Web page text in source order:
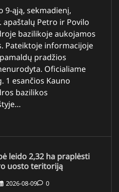
9-ąją, sekmadienį,
apaštalų Petro ir Povilo
bazilikoje aukojamos
Pateiktoje informacijoje
pradžios
Oficialiame
1 esančios Kauno
bazilikos
leido 2,32 ha praplėsti
uosto teritoriją
2026-08-09 0